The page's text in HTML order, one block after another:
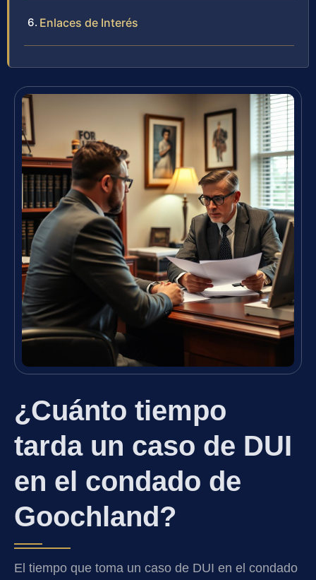
Enlaces de Interés
¿Cuánto tiempo
tarda un caso de DUI
en el condado de
Goochland?
El tiempo que toma un caso de DUI en el condado